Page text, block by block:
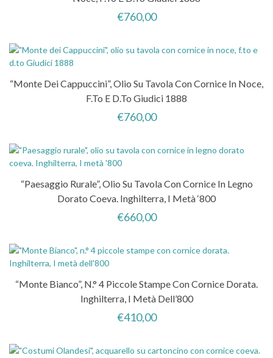
€760,00
“Monte Dei Cappuccini”, Olio Su Tavola Con Cornice In Noce,
F.to E D.to Giudici 1888
€760,00
“Paesaggio Rurale”, Olio Su Tavola Con Cornice In Legno
Dorato Coeva. Inghilterra, I Metà ‘800
€660,00
“Monte Bianco”, N.° 4 Piccole Stampe Con Cornice Dorata.
Inghilterra, I Metà Dell’800
€410,00